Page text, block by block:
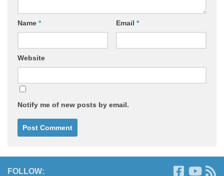
Name * Email *
Website
Notify me of new posts by email.
FOLLOW: